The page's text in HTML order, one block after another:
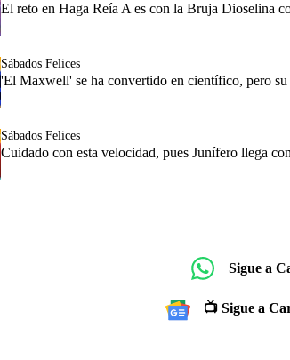
El reto en Haga Reía A es con la Bruja Dioselina
Sábados Felices
'El Maxwell' se ha convertido en científico, pero su
Sábados Felices
Cuidado con esta velocidad, pues Junífero llega
Sigue a
📺 Sigue a